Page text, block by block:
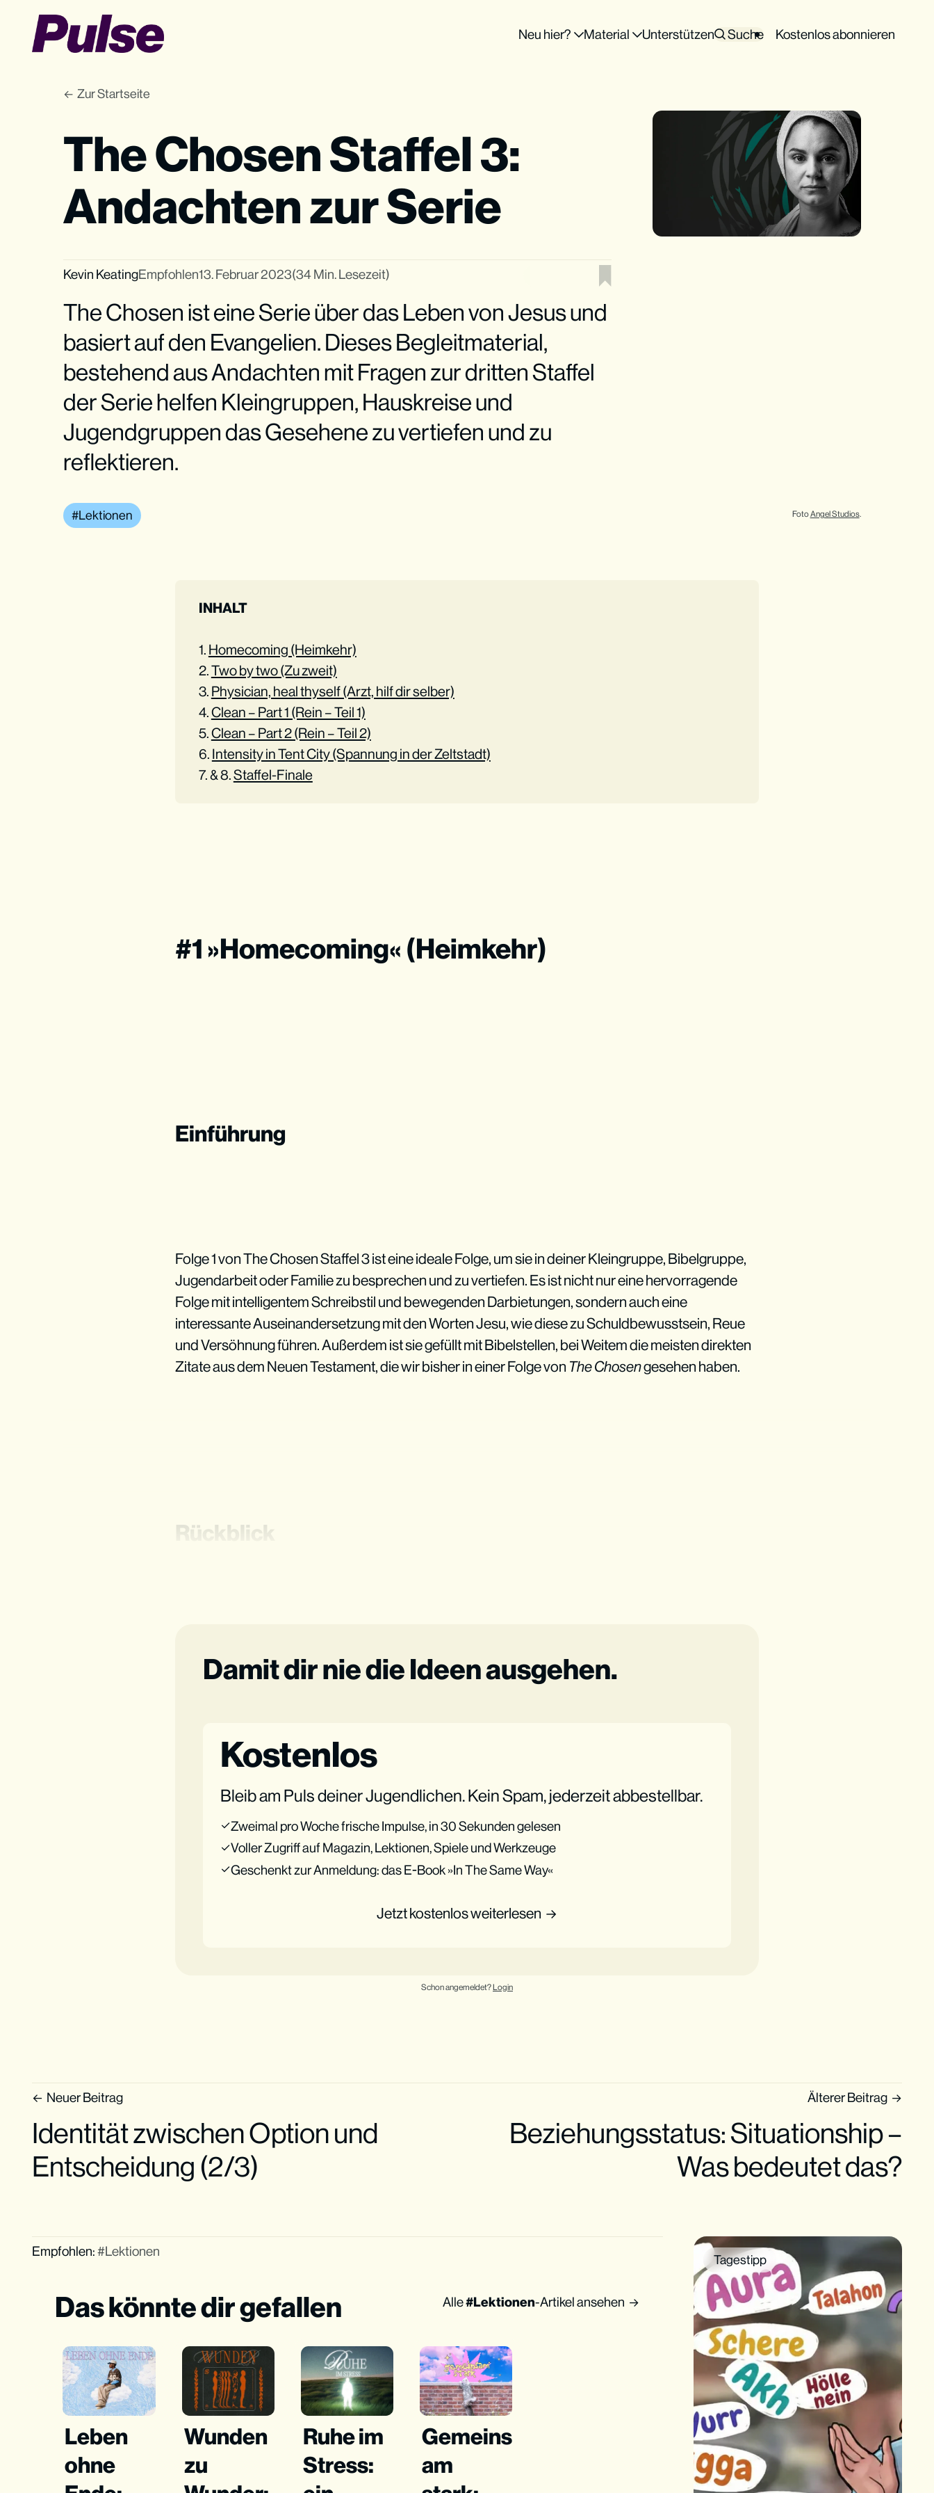
Neu hier? Material Unterstützen Suche Kostenlos abonnieren
Zur Startseite
The Chosen Staffel 3:
Andachten zur Serie
Kevin KeatingEmpfohlen13. Februar 2023(34 Min. Lesezeit)
The Chosen ist eine Serie über das Leben von Jesus und
basiert auf den Evangelien. Dieses Begleitmaterial,
bestehend aus Andachten mit Fragen zur dritten Staffel
der Serie helfen Kleingruppen, Hauskreise und
Jugendgruppen das Gesehene zu vertiefen und zu
reflektieren.
Lektionen Foto Angel Studios.
INHALT
1. Homecoming (Heimkehr)
2.Two by two (Zu zweit)
3. Physician, heal thyself (Arzt, hilf dir selber)
4.Clean – Part 1 (Rein – Teil 1)
5.Clean – Part 2 (Rein – Teil 2)
6. Intensity in Tent City (Spannung in der Zeltstadt)
7. & 8.Staffel-Finale
#1 »Homecoming« (Heimkehr)
Einführung
Folge 1 von The Chosen Staffel 3 ist eine ideale Folge, um sie in deiner Kleingruppe, Bibelgruppe,
Jugendarbeit oder Familie zu besprechen und zu vertiefen. Es ist nicht nur eine hervorragende
Folge mit intelligentem Schreibstil und bewegenden Darbietungen, sondern auch eine
interessante Auseinandersetzung mit den Worten Jesu, wie diese zu Schuldbewusstsein, Reue
und Versöhnung führen. Außerdem ist sie gefüllt mit Bibelstellen, bei Weitem die meisten direkten
Zitate aus dem Neuen Testament, die wir bisher in einer Folge von The Chosengesehen haben.
Rückblick
Damit dir nie die Ideen ausgehen.
Kostenlos
Bleib am Puls deiner Jugendlichen. Kein Spam, jederzeit abbestellbar.
Zweimal pro Woche frische Impulse, in 30 Sekunden gelesen
Voller Zugriff auf Magazin, Lektionen, Spiele und Werkzeuge
Geschenkt zur Anmeldung: das E-Book »In The Same Way«
Jetzt kostenlos weiterlesen
Schon angemeldet? Login
Neuer Beitrag Älterer Beitrag
Identität zwischen Option und
Entscheidung (2/3)
Beziehungsstatus: Situationship –
Was bedeutet das?
Tagestipp
Empfohlen: Lektionen
Das könnte dir gefallen Alle Lektionen-Artikel ansehen
Leben
ohne
Wunden
zu
Ruhe im
Stress:
Gemeins
am